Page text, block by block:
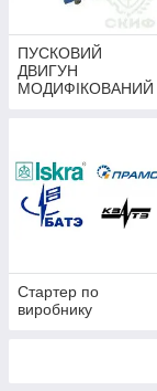
ПУСКОВИЙ
ДВИГУН
МОДИФІКОВАНИЙ
Стартер по
виробнику